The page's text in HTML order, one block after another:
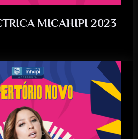
MICAHIPI 2023